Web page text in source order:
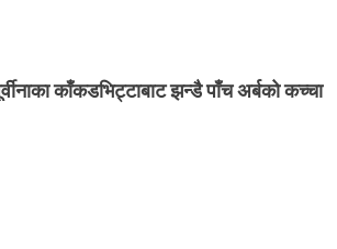
काँकडभिट्टाबाट झन्डै पाँच अर्बको कच्चा